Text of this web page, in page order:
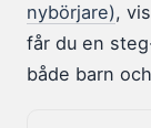
nybörjare),
får du en
både barn